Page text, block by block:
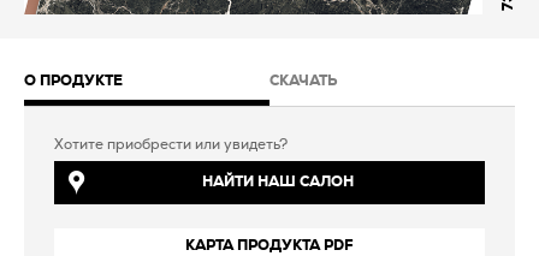
О ПРОДУКТЕ СКАЧАТЬ
Хотите приобрести или увидеть?
НАЙТИ НАШ САЛОН
КАРТА ПРОДУКТА PDF